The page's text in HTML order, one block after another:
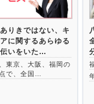
りきではない、キ
に関するあらゆる
いをいた…
東京、大阪、福岡の
で、全国…